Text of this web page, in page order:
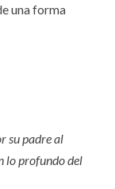
una forma
su padre al
lo profundo del